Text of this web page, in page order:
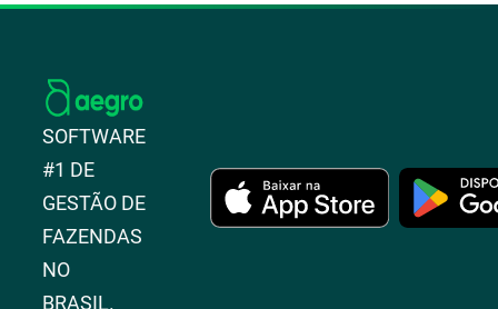
SOFTWARE
#1 DE
GESTÃO DE
FAZENDAS
NO
BRASIL.